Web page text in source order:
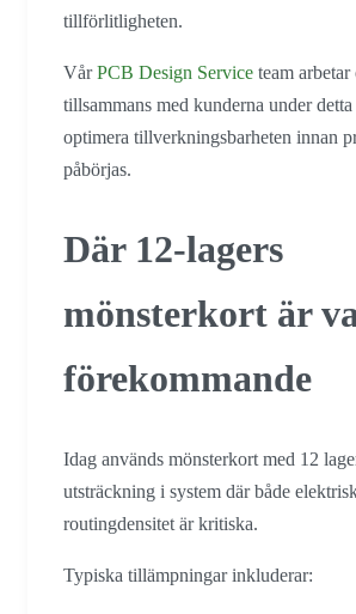
tillförlitligheten.
VårPCB Design Service team arbetar
tillsammans med kunderna under
optimera tillverkningsbarheten innan
påbörjas.
Där 12-lagers
mönsterkort är
förekommande
Idag används mönsterkort med 12
utsträckning i system där både
routingdensitet är kritiska.
Typiska tillämpningar inkluderar: